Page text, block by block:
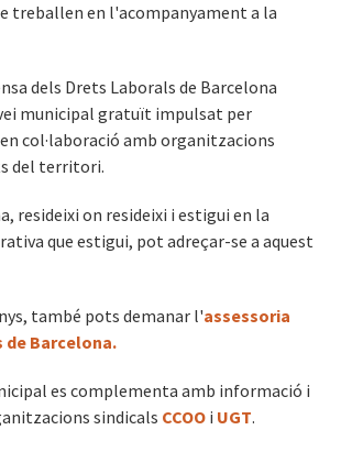
treballen en l'acompanyament a la
dels Drets Laborals de Barcelona
municipal gratuït impulsat per
col·laboració amb organitzacions
del territori.
resideixi on resideixi i estigui en la
que estigui, pot adreçar-se a aquest
també pots demanar l'assessoria
de Barcelona.
es complementa amb informació i
sindicals CCOO i UGT.